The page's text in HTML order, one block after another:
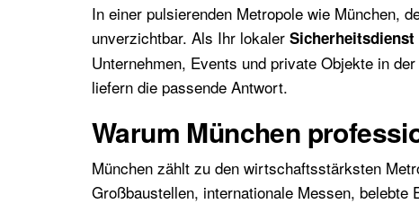
In einer pulsierenden Metropole wie München,
unverzichtbar. Als Ihr lokaler Sicherheitsdienst
Unternehmen, Events und private Objekte in
liefern die passende Antwort.
Warum München
München zählt zu den wirtschaftsstärksten
Großbaustellen, internationale Messen,